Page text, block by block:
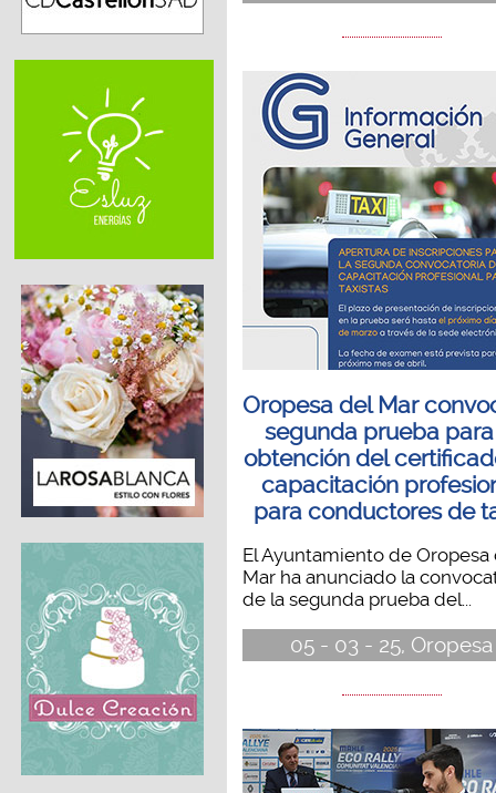
Oropesa del Mar
segunda prueba
obtención del
capacitación
para conductores de
El Ayuntamiento de Oropesa
Mar ha anunciado la
de la segunda prueba del...
05 - 03 - 25, Oropesa